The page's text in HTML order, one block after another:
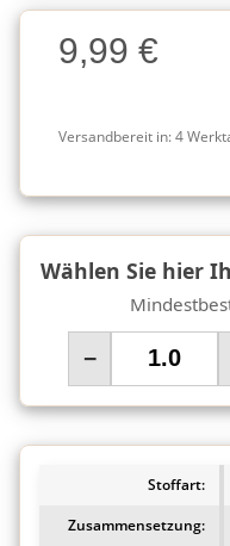
Charge
Charge9,99 €
Versandbereit in:4
Wählen Sie hier
−
Stoffart:
Zusammensetzung: